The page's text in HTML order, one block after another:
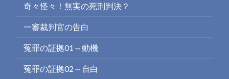
奇々怪々！無実の死刑判決？
一審裁判官の告白
冤罪の証拠01～動機
冤罪の証拠02～自白